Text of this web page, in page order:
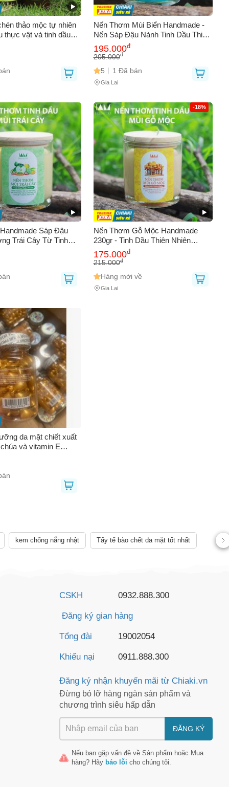
thảo mộc tự nhiên
thực vật và tinh dầu
sức khỏe, thân thiện
mùi hiệu quả
Nến Thơm Mùi Biển Handmade -
Nến Sáp Đậu Nành Tinh Dầu Thiên
Nhiên, Không Khói, Quà Tặng Sang
Trọng 230gr
195.000đ
205.000đ
5 1 Đã bán
Gia Lai
Sáp Đậu
Trái Cây Từ Tinh
230gr, Không
Sang Trọng
-18%
Nến Thơm Gỗ Mộc Handmade
230gr - Tinh Dầu Thiên Nhiên
Không Khói - Trang Trí Sang Trọng
& Thư Giãn Tâm Trí, Quà Tặng
175.000đ
215.000đ
Hàng mới về
Gia Lai
da mặt chiết xuất
và vitamin E
viên 391312
kem chống nắng nhật Tẩy tế bào chết da mặt tốt nhất
CSKH 0932.888.300
Đăng ký gian hàng
Tổng đài 19002054
Khiếu nại 0911.888.300
Đăng ký nhận khuyến mãi từ Chiaki.vn
Đừng bỏ lỡ hàng ngàn sản phẩm và
chương trình siêu hấp dẫn
ĐĂNG KÝ
Nếu bạn gặp vấn đề về Sản phẩm hoặc Mua
hàng? Hãy báo lỗi cho chúng tôi.